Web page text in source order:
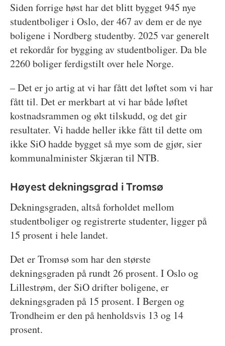
Siden forrige høst har det blitt bygget 945 nye
studentboliger i Oslo, der 467 av dem er de nye
boligene i Nordberg studentby. 2025 var generelt
et rekordår for bygging av studentboliger. Da ble
2260 boliger ferdigstilt over hele Norge.
– Det er jo artig at vi har fått det løftet som vi har
fått til. Det er merkbart at vi har både løftet
kostnadsrammen og økt tilskudd, og det gir
resultater. Vi hadde heller ikke fått til dette om
ikke SiO hadde bygget så mye som de gjør, sier
kommunalminister Skjæran til NTB.
Høyest dekningsgrad i Tromsø
Dekningsgraden, altså forholdet mellom
studentboliger og registrerte studenter, ligger på
15 prosent i hele landet.
Det er Tromsø som har den største
dekningsgraden på rundt 26 prosent. I Oslo og
Lillestrøm, der SiO drifter boligene, er
dekningsgraden på 15 prosent. I Bergen og
Trondheim er den på henholdsvis 13 og 14
prosent.